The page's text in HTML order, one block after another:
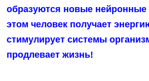
образуются новые нейронные
этом человек получает
стимулирует системы
продлевает жизнь!